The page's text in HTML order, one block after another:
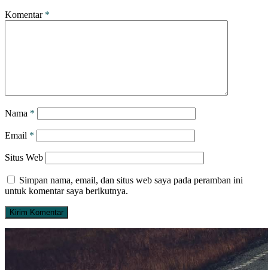
Komentar *
Nama *
Email *
Situs Web
Simpan nama, email, dan situs web saya pada peramban ini
untuk komentar saya berikutnya.